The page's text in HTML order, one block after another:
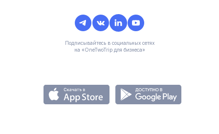
Подписывайтесь в социальных сетях
на «OneTwoTrip для бизнеса»